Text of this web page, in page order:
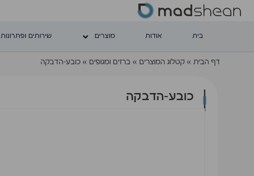
בית אודות מוצרים שירותים ופתרונות
דף הבית » קטלוג המוצרים » ברזים ומגופים » כובע-הדבקה
כובע-הדבקה